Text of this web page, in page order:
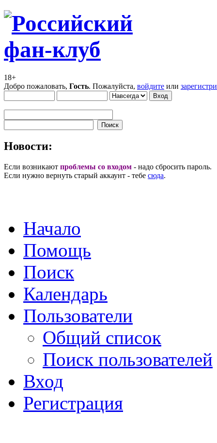
18+
Добро пожаловать, Гость. Пожалуйста, войдите или
Новости:
Если возникают проблемы со входом - надо сбросить пароль.
Если нужно вернуть старый аккаунт - тебе сюда.
Начало
Помощь
Поиск
Календарь
Пользователи
Общий список
Поиск пользователей
Вход
Регистрация